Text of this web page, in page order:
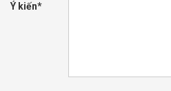
Ý kiến*